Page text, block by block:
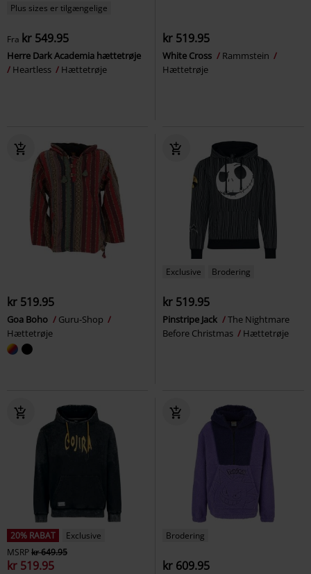
Plus sizes er tilgængelige
Fra kr 549.95
Herre Dark Academia hættetrøje
Heartless
Hættetrøje
kr 519.95
White Cross
Rammstein
Hættetrøje
kr 519.95
Goa Boho
Guru-Shop
Hættetrøje
Exclusive Brodering
kr 519.95
Pinstripe Jack
The Nightmare
Before Christmas
Hættetrøje
20% RABAT
Exclusive
MSRPkr 649.95
kr 519.95
Brodering
kr 609.95